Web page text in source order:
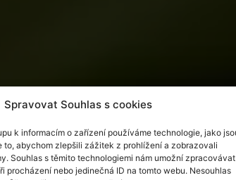
Spravovat Souhlas s cookies
k informacím o zařízení používáme technologie, jako
to, abychom zlepšili zážitek z prohlížení a zobrazovali
Souhlas s těmito technologiemi nám umožní zpracovávat
procházení nebo jedinečná ID na tomto webu. Nesouhlas